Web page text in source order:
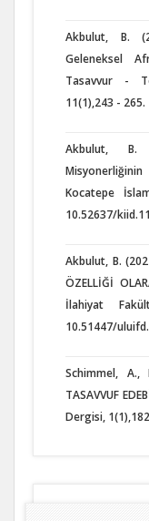
Akbulut, B.
Geleneksel
Tasavvur -
11(1),243 -
Akbulut, B.
Kocatepe
10.52637/
Akbulut, B.
ÖZELLİĞİ
İlahiyat
10.51447/
Schimmel,
TASAVVUF
Dergisi,